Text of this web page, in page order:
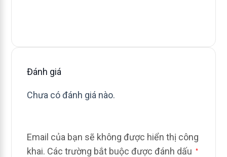
Đánh giá
Chưa có đánh giá nào.
Email của bạn sẽ không được hiển thị công
khai. Các trường bắt buộc được đánh dấu *